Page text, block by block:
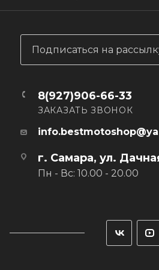
Особенности:
направлениях
Эластичный воротник и
Удлиненная спинка
Сетчатая ткань по бокам
проветривания
г. Самара, ул.
Пн - Вс: 10.00 - 20.00
Подписаться на
8(927)906-66-33
ЗАКАЗАТЬ ЗВОНОК